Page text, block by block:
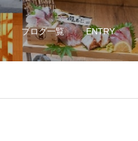
ブログ一覧 ENTRY